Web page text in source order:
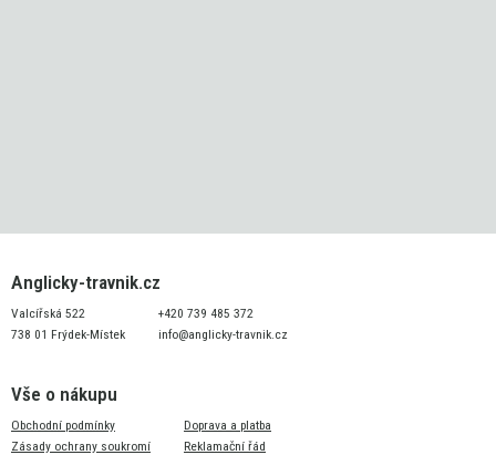
Anglicky-travnik.cz
Valcířská 522
738 01 Frýdek-Místek
+420 739 485 372
info@anglicky-travnik.cz
Vše o nákupu
Obchodní podmínky
Zásady ochrany soukromí
Doprava a platba
Reklamační řád